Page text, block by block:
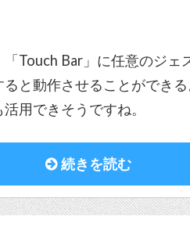
Touch Bar」に任意のジェ
と動作させることができ
用できそうですね。
続きを読む